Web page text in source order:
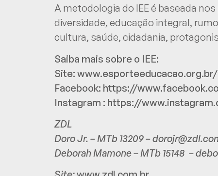
A metodologia do IEE é baseada
diversidade, educação integral,
cultura, saúde, cidadania,
Saiba mais sobre o IEE:
Site: www.esporteeducacao.org.br/
Facebook: https://
Instagram : https://
ZDL
Doro Jr. – MTb 13209 –
Deborah Mamone – MTb 15148 –